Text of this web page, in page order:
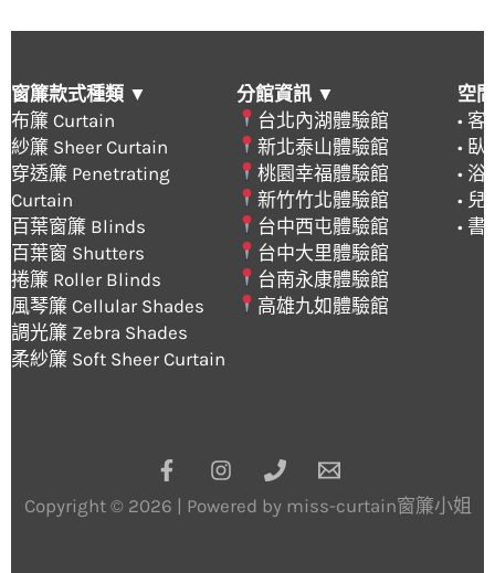
窗簾款式種類 ▼
布簾 Curtain
紗簾 Sheer Curtain
穿透簾 Penetrating
Curtain
百葉窗簾 Blinds
百葉窗 Shutters
捲簾 Roller Blinds
風琴簾 Cellular Shades
調光簾 Zebra Shades
柔紗簾 Soft Sheer Curtain
分館資訊 ▼
台北內湖體驗館
新北泰山體驗館
桃園幸福體驗館
新竹竹北體驗館
台中西屯體驗館
台中大里體驗館
台南永康體驗館
高雄九如體驗館
空
• 客
• 臥
• 浴
• 兒
•
Copyright © 2026 | Powered by miss-curtain窗簾小姐